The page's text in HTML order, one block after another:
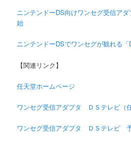
ニンテンドーDS向けワンセグ受信ア
始
ニンテンドーDSでワンセグが観れる
【関連リンク】
任天堂ホームページ
ワンセグ受信アダプタ ＤＳテレビ（任
ワンセグ受信アダプタ ＤＳテレビ 予